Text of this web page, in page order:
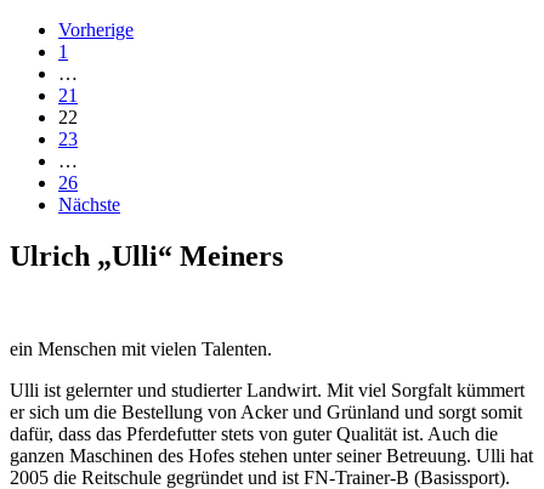
Vorherige
1
…
21
22
23
…
26
Nächste
Ulrich „Ulli“ Meiners
ein Menschen mit vielen Talenten.
Ulli ist gelernter und studierter Landwirt. Mit viel Sorgfalt kümmert
er sich um die Bestellung von Acker und Grünland und sorgt somit
dafür, dass das Pferdefutter stets von guter Qualität ist. Auch die
ganzen Maschinen des Hofes stehen unter seiner Betreuung. Ulli hat
2005 die Reitschule gegründet und ist FN-Trainer-B (Basissport).